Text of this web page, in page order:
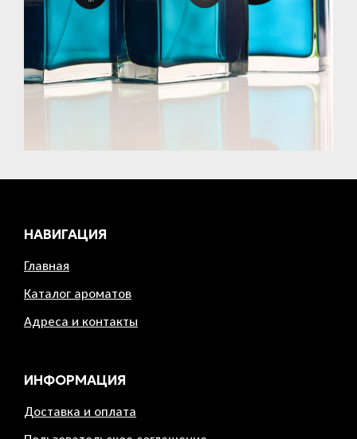
НАВИГАЦИЯ
Главная
Каталог ароматов
Адреса и контакты
ИНФОРМАЦИЯ
Доставка и оплата